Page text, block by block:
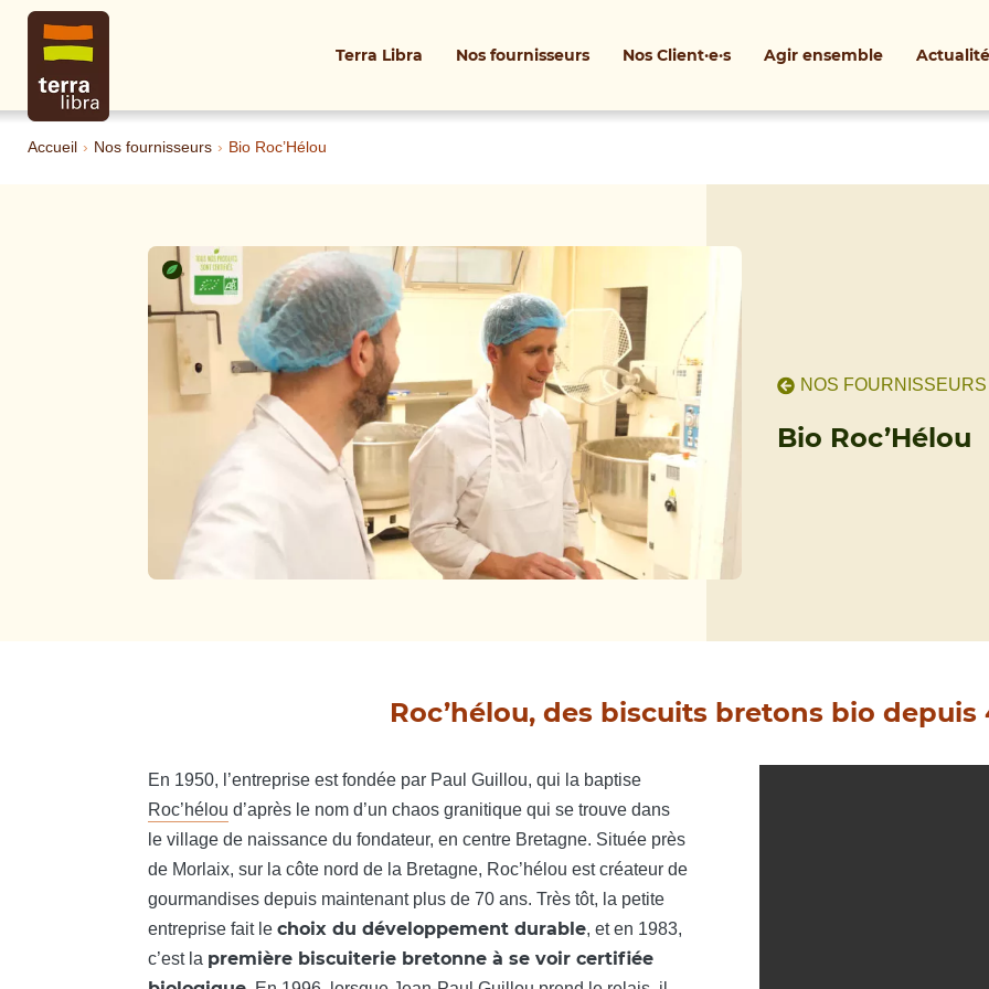
Terra Libra Nos fournisseurs Nos Client·e·s Agir ensemble
Accueil › Nos fournisseurs › Bio Roc’Hélou
NOS FOURNISSEURS
Bio Roc’Hélou
Roc’hélou, des biscuits bretons bio depuis
En 1950, l’entreprise est fondée par Paul Guillou, qui la baptise
Roc’hélou d’après le nom d’un chaos granitique qui se trouve dans
le village de naissance du fondateur, en centre Bretagne. Située près
de Morlaix, sur la côte nord de la Bretagne, Roc’hélou est créateur de
gourmandises depuis maintenant plus de 70 ans. Très tôt, la petite
entreprise fait lechoix du développement durable, et en 1983,
c’est la première biscuiterie bretonne à se voir certifiée